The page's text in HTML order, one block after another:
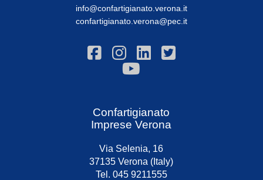
info@confartigianato.verona.it
confartigianato.verona@pec.it
Confartigianato
Imprese Verona
Via Selenia, 16
37135 Verona (Italy)
Tel. 045 9211555